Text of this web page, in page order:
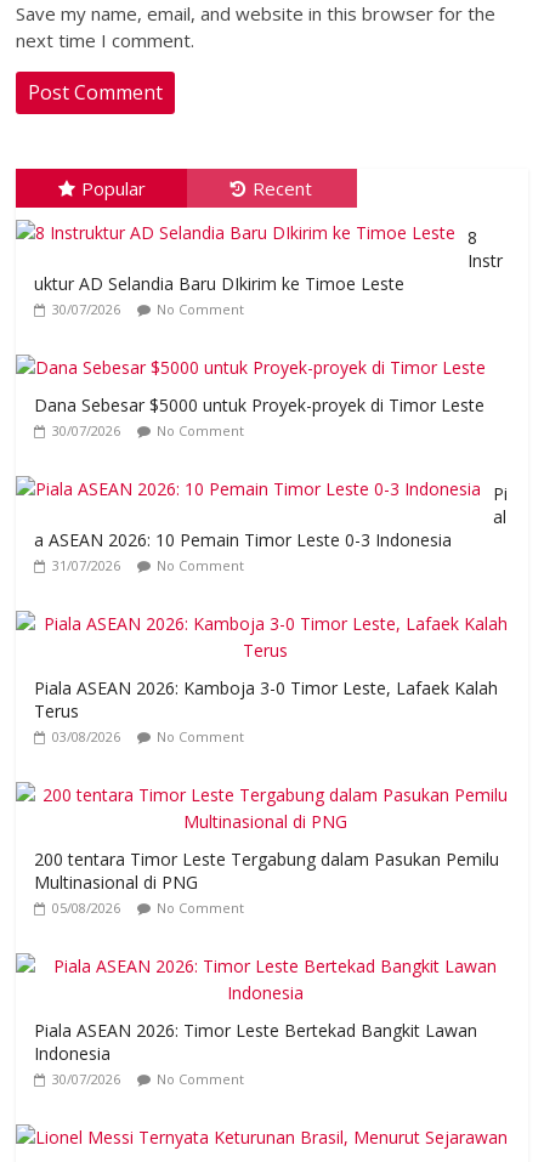
Save my name, email, and website in this browser for the
next time I comment.
Popular Recent
8
Instr
uktur AD Selandia Baru DIkirim ke Timoe Leste
30/07/2026 No Comment
Dana Sebesar $5000 untuk Proyek-proyek di Timor Leste
30/07/2026 No Comment
Pi
al
a ASEAN 2026: 10 Pemain Timor Leste 0-3 Indonesia
31/07/2026 No Comment
Piala ASEAN 2026: Kamboja 3-0 Timor Leste, Lafaek Kalah
Terus
03/08/2026 No Comment
200 tentara Timor Leste Tergabung dalam Pasukan Pemilu
Multinasional di PNG
05/08/2026 No Comment
Piala ASEAN 2026: Timor Leste Bertekad Bangkit Lawan
Indonesia
30/07/2026 No Comment